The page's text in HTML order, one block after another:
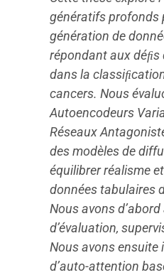
génératifs profonds
génération de
répondant aux déﬁs
dans la
cancers. Nous
Autoencodeurs
Réseaux
des modèles de
équilibrer réalisme
données tabulaires
Nous avons
d’évaluation,
Nous avons ensuite
d’auto-attention